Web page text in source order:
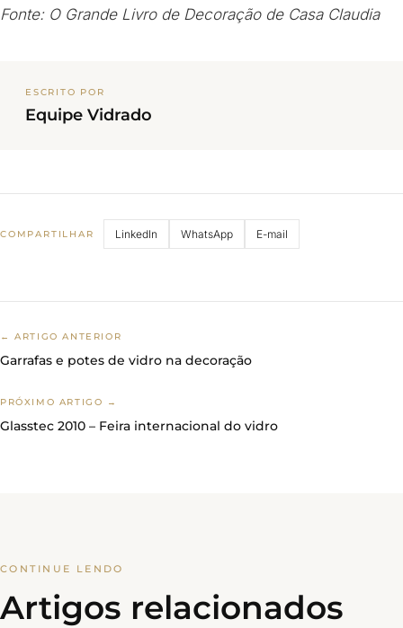
Fonte: O Grande Livro de Decoração de Casa Claudia
ESCRITO POR
Equipe Vidrado
COMPARTILHAR LinkedIn WhatsApp E-mail
← ARTIGO ANTERIOR
Garrafas e potes de vidro na decoração
PRÓXIMO ARTIGO →
Glasstec 2010 – Feira internacional do vidro
CONTINUE LENDO
Artigos relacionados